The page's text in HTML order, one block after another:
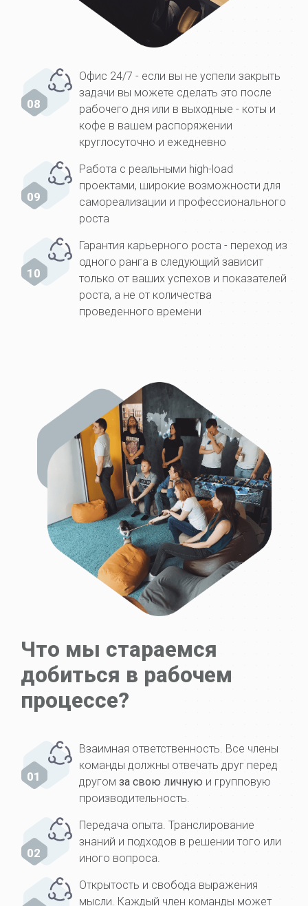
08
Офис 24/7 - если вы не успели закрыть
задачи вы можете сделать это после
рабочего дня или в выходные - коты и
кофе в вашем распоряжении
круглосуточно и ежедневно
09
Работа с реальными high-load
проектами, широкие возможности для
самореализации и профессионального
роста
10
Гарантия карьерного роста - переход из
одного ранга в следующий зависит
только от ваших успехов и показателей
роста, а не от количества
проведенного времени
Что мы стараемся
добиться в рабочем
процессе?
01
Взаимная ответственность. Все члены
команды должны отвечать друг перед
другом за свою личную и групповую
производительность.
02
Передача опыта. Транслирование
знаний и подходов в решении того или
иного вопроса.
Открытость и свобода выражения
мысли. Каждый член команды может